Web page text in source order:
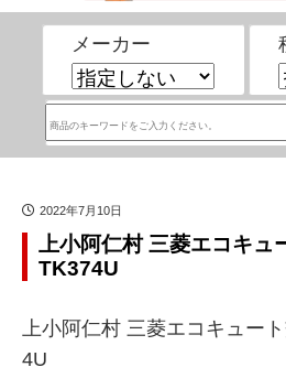
メーカー
2022年7月10日
上小阿仁村 三菱エコキュ
TK374U
上小阿仁村 三菱エコキュー
4U